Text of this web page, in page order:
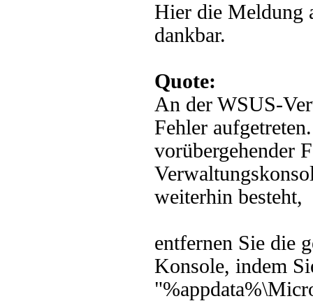
Hier die Meldung
dankbar.
Quote:
An der WSUS-
Fehler
vorübergehender
weiterhin besteht,
entfernen Sie die
Konsole, indem